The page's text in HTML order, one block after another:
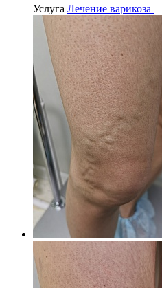
Услуга Лечение варикоза